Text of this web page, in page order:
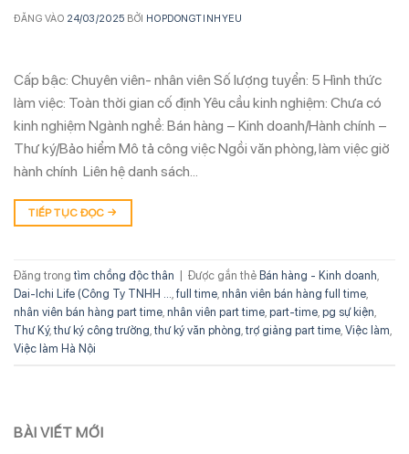
ĐĂNG VÀO 24/03/2025 BỞI HOPDONGTINHYEU
Cấp bậc: Chuyên viên- nhân viên Số lượng tuyển: 5 Hình thức
làm việc: Toàn thời gian cố định Yêu cầu kinh nghiệm: Chưa có
kinh nghiệm Ngành nghề: Bán hàng – Kinh doanh/Hành chính –
Thư ký/Bảo hiểm Mô tả công việc Ngồi văn phòng, làm việc giờ
hành chính Liên hệ danh sách…
TIẾP TỤC ĐỌC →
Đăng trong tìm chồng độc thân | Được gắn thẻ Bán hàng - Kinh doanh
Dai-Ichi Life (Công Ty TNHH ...
full time nhân viên bán hàng full time
nhân viên bán hàng part time nhân viên part time part-time pg sự kiện
Thư Ký, thư ký công trường thư ký văn phòng trợ giảng part time Việc làm
Việc làm Hà Nội
BÀI VIẾT MỚI